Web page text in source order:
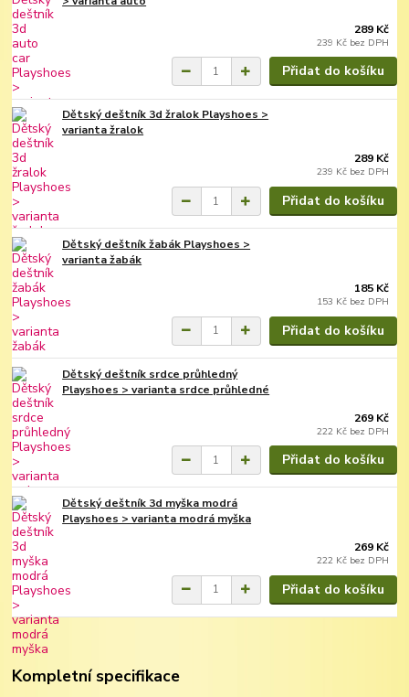
289 Kč
239 Kč bez DPH
Přidat do košíku
Dětský deštník 3d žralok Playshoes >
varianta žralok
289 Kč
239 Kč bez DPH
Přidat do košíku
Dětský deštník žabák Playshoes >
varianta žabák
185 Kč
153 Kč bez DPH
Přidat do košíku
Dětský deštník srdce průhledný
Playshoes > varianta srdce průhledné
269 Kč
222 Kč bez DPH
Přidat do košíku
Dětský deštník 3d myška modrá
Playshoes > varianta modrá myška
269 Kč
222 Kč bez DPH
Přidat do košíku
Kompletní specifikace